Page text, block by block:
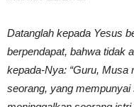
Datanglah kepada Yesus
berpendapat, bahwa tidak
kepada-Nya: “Guru, Musa
seorang, yang